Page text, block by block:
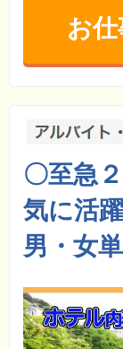
お
〇至急
気に活
男・女